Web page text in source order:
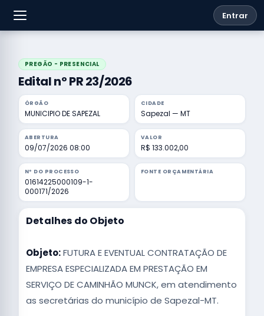
Entrar
PREGÃO - PRESENCIAL
Edital nº PR 23/2026
ÓRGÃO
MUNICIPIO DE SAPEZAL
CIDADE
Sapezal — MT
ABERTURA
09/07/2026 08:00
VALOR
R$ 133.002,00
Nº DO PROCESSO
01614225000109-1-
000171/2026
FONTE ORÇAMENTÁRIA
Detalhes do Objeto
Objeto:FUTURA E EVENTUAL CONTRATAÇÃO DE
EMPRESA ESPECIALIZADA EM PRESTAÇÃO EM
SERVIÇO DE CAMINHÃO MUNCK, em atendimento
as secretárias do município de Sapezal-MT.